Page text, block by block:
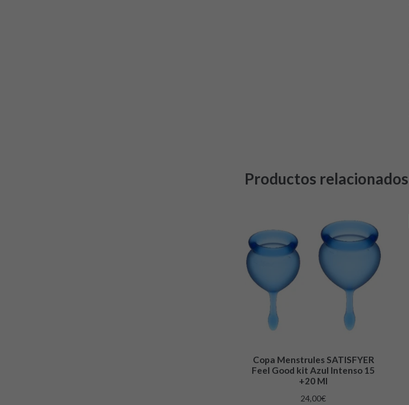
Productos relacionados
Copa Menstrules SATISFYER
Feel Good kit Azul Intenso 15
+20 Ml
24,00€